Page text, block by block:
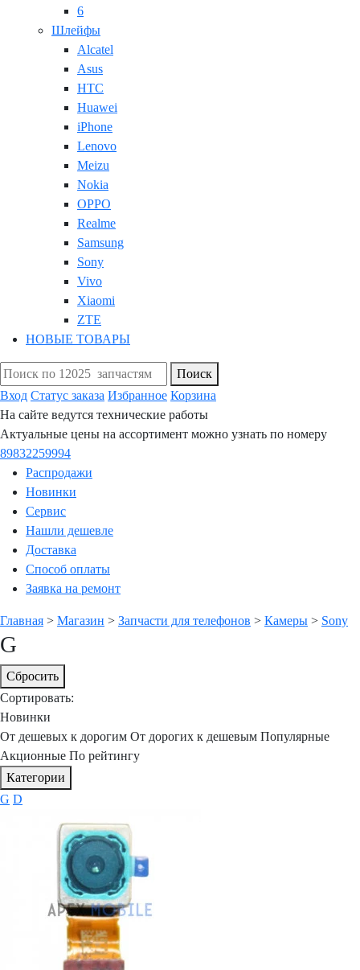
6
Шлейфы
Alcatel
Asus
HTC
Huawei
iPhone
Lenovo
Meizu
Nokia
OPPO
Realme
Samsung
Sony
Vivo
Xiaomi
ZTE
НОВЫЕ ТОВАРЫ
Поиск
Вход Статус заказа Избранное Корзина
На сайте ведутся технические работы
Актуальные цены на ассортимент можно узнать по номеру
89832259994
Распродажи
Новинки
Сервис
Нашли дешевле
Доставка
Способ оплаты
Заявка на ремонт
Главная > Магазин > Запчасти для телефонов > Камеры > Sony
G
Сбросить
Сортировать:
Новинки
От дешевых к дорогим От дорогих к дешевым Популярные
Акционные По рейтингу
Категории
G D